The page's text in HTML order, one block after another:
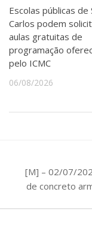
Escolas públicas de
Carlos podem
aulas gratuitas de
programação
pelo ICMC
06/08/2026
[M] – 02/07/
de concreto